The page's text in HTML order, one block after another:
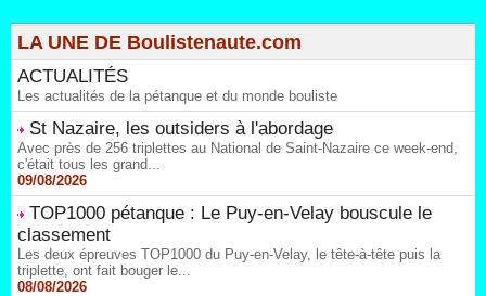
LA UNE DE Boulistenaute.com
ACTUALITÉS
Les actualités de la pétanque et du monde bouliste
St Nazaire, les outsiders à l'abordage
Avec près de 256 triplettes au National de Saint-Nazaire ce week-end,
c'était tous les grand...
09/08/2026
TOP1000 pétanque : Le Puy-en-Velay bouscule le
classement
Les deux épreuves TOP1000 du Puy-en-Velay, le tête-à-tête puis la
triplette, ont fait bouger le...
08/08/2026